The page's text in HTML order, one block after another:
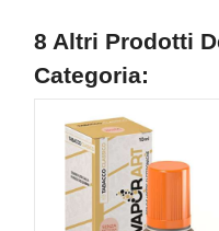
8 Altri Prodotti
Categoria: